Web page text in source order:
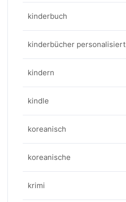
kinderbuch
kinderbücher personalisiert
kindern
kindle
koreanisch
koreanische
krimi